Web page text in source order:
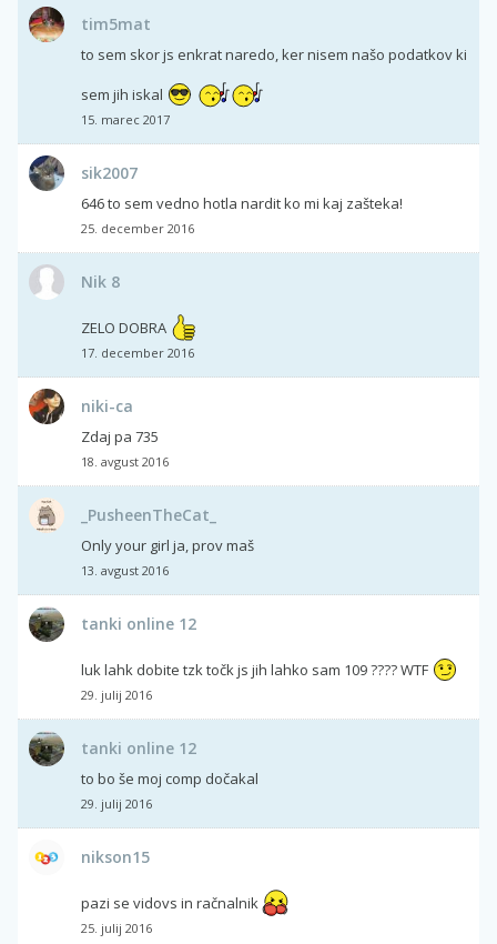
tim5mat
to sem skor js enkrat naredo, ker nisem našo podatkov ki
sem jih iskal
15. marec 2017
sik2007
646 to sem vedno hotla nardit ko mi kaj zašteka!
25. december 2016
Nik 8
ZELO DOBRA
17. december 2016
niki-ca
Zdaj pa 735
18. avgust 2016
_PusheenTheCat_
Only your girl ja, prov maš
13. avgust 2016
tanki online 12
luk lahk dobite tzk točk js jih lahko sam 109 ???? WTF
29. julij 2016
tanki online 12
to bo še moj comp dočakal
29. julij 2016
nikson15
pazi se vidovs in račnalnik
25. julij 2016